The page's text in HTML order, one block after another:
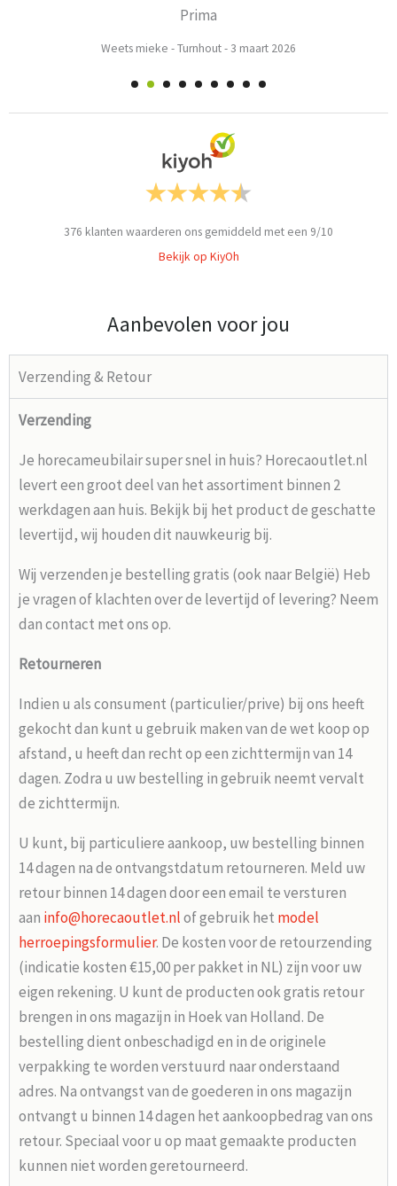
Prima
Weets mieke -Turnhout- 3 maart 2026
376 klanten waarderen ons gemiddeld met een 9/10
Bekijk op KiyOh
Aanbevolen voor jou
Verzending & Retour
Verzending
Je horecameubilair super snel in huis? Horecaoutlet.nl
levert een groot deel van het assortiment binnen 2
werkdagen aan huis. Bekijk bij het product de geschatte
levertijd, wij houden dit nauwkeurig bij.
Wij verzenden je bestelling gratis (ook naar België) Heb
je vragen of klachten over de levertijd of levering? Neem
dan contact met ons op.
Retourneren
Indien u als consument (particulier/prive) bij ons heeft
gekocht dan kunt u gebruik maken van de wet koop op
afstand, u heeft dan recht op een zichttermijn van 14
dagen. Zodra u uw bestelling in gebruik neemt vervalt
de zichttermijn.
U kunt, bij particuliere aankoop, uw bestelling binnen
14 dagen na de ontvangstdatum retourneren. Meld uw
retour binnen 14 dagen door een email te versturen
aan info@horecaoutlet.nlof gebruik het model
herroepingsformulier. De kosten voor de retourzending
(indicatie kosten €15,00 per pakket in NL) zijn voor uw
eigen rekening. U kunt de producten ook gratis retour
brengen in ons magazijn in Hoek van Holland. De
bestelling dient onbeschadigd en in de originele
verpakking te worden verstuurd naar onderstaand
adres. Na ontvangst van de goederen in ons magazijn
ontvangt u binnen 14 dagen het aankoopbedrag van ons
retour. Speciaal voor u op maat gemaakte producten
kunnen niet worden geretourneerd.